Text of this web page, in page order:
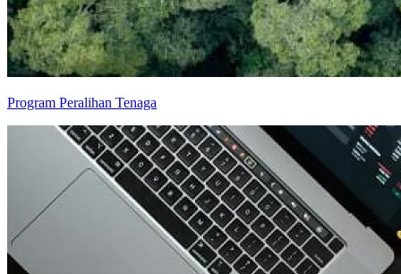
Program Peralihan Tenaga